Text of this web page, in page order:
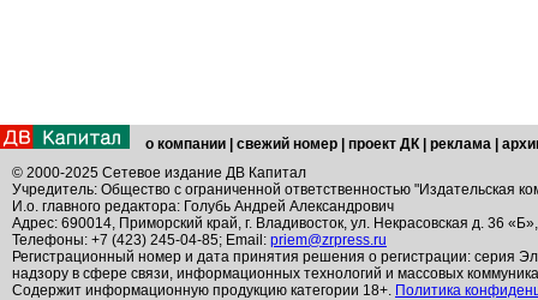
о компании свежий номер проект ДК реклама
© 2000-2025 Сетевое издание ДВ Капитал
Учредитель: Общество с ограниченной ответственностью "Издательская
И.о. главного редактора: Голубь Андрей Александрович
Адрес: 690014, Приморский край, г. Владивосток, ул. Некрасовская д. 36
Телефоны: +7 (423) 245-04-85; Email: priem@zrpress.ru
Регистрационный номер и дата принятия решения о регистрации: серия
надзору в сфере связи, информационных технологий и массовых
Содержит информационную продукцию категории 18+. Политика